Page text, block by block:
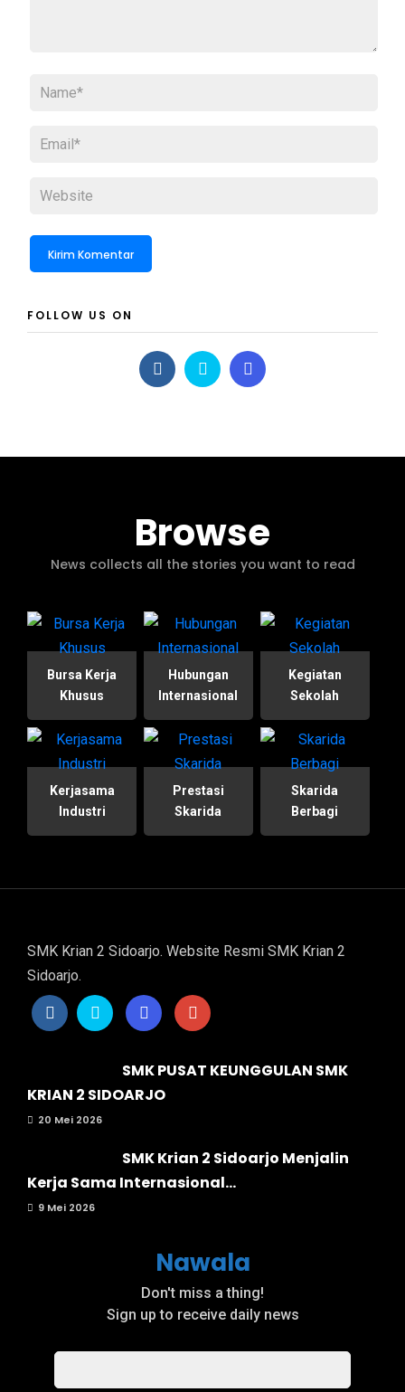
FOLLOW US ON
Browse
News collects all the stories you want to read
Bursa Kerja
Khusus
Hubungan
Internasional
Kegiatan
Sekolah
Kerjasama
Industri
Prestasi
Skarida
Skarida
Berbagi
SMK Krian 2 Sidoarjo. Website Resmi SMK Krian 2
Sidoarjo.
SMK PUSAT KEUNGGULAN SMK
KRIAN 2 SIDOARJO
20 Mei 2026
SMK Krian 2 Sidoarjo Menjalin
Kerja Sama Internasional...
9 Mei 2026
Nawala
Don't miss a thing!
Sign up to receive daily news